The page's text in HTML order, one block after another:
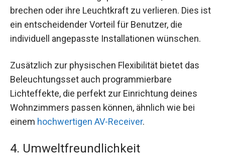
brechen oder ihre Leuchtkraft zu verlieren. Dies ist
ein entscheidender Vorteil für Benutzer, die
individuell angepasste Installationen wünschen.
Zusätzlich zur physischen Flexibilität bietet das
Beleuchtungsset auch programmierbare
Lichteffekte, die perfekt zur Einrichtung deines
Wohnzimmers passen können, ähnlich wie bei
einem hochwertigen AV-Receiver.
4. Umweltfreundlichkeit